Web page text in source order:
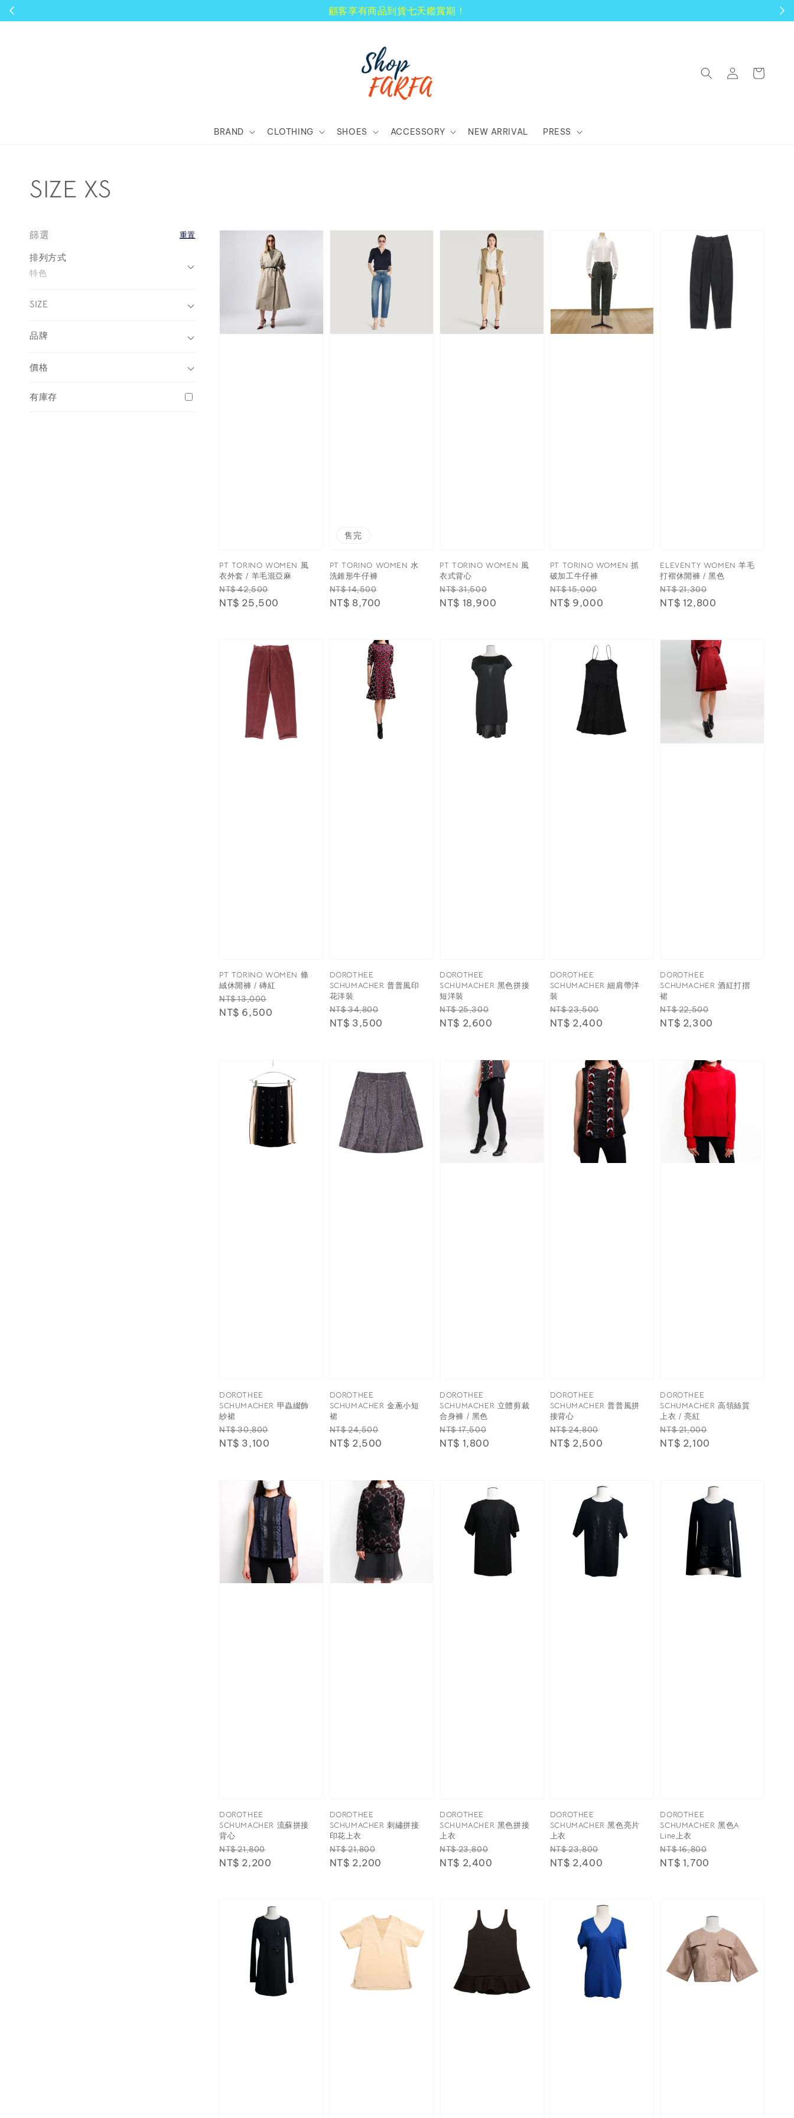
顧客享有商品到貨七天鑑賞期！
BRAND CLOTHING SHOES ACCESSORY NEW ARRIVAL PRESS
SIZE XS
篩選 重置
排列方式
特色
SIZE
品牌
價格
有庫存
PT TORINO WOMEN 風
衣外套 / 羊毛混亞麻
Regular
price
NT$ 42,500
price
NT$ 25,500
售完
PT TORINO WOMEN 水
洗錐形牛仔褲
Regular
price
NT$ 14,500
NT$ 8,700
PT TORINO WOMEN 風
衣式背心
Regular
price
NT$ 31,500
price
NT$ 18,900
PT TORINO WOMEN 抓
破加工牛仔褲
Regular
price
NT$ 15,000
price
NT$ 9,000
ELEVENTY WOMEN 羊毛
打褶休閒褲 / 黑色
Regular
price
NT$ 21,300
price
NT$ 12,800
PT TORINO WOMEN 條
絨休閒褲 / 磚紅
Regular
price
NT$ 13,000
price
NT$ 6,500
DOROTHEE
SCHUMACHER 普普風印
花洋裝
Regular
price
NT$ 34,800
NT$ 3,500
DOROTHEE
SCHUMACHER 黑色拼接
短洋裝
Regular
price
NT$ 25,300
NT$ 2,600
DOROTHEE
SCHUMACHER 細肩帶洋
裝
Regular
price
NT$ 23,500
NT$ 2,400
DOROTHEE
SCHUMACHER 酒紅打摺
裙
Regular
price
NT$ 22,500
NT$ 2,300
DOROTHEE
SCHUMACHER 甲蟲綴飾
紗裙
Regular
price
NT$ 30,800
NT$ 3,100
DOROTHEE
SCHUMACHER 金蔥小短
裙
Regular
price
NT$ 24,500
NT$ 2,500
DOROTHEE
SCHUMACHER 立體剪裁
合身褲 / 黑色
Regular
price
NT$ 17,500
NT$ 1,800
DOROTHEE
SCHUMACHER 普普風拼
接背心
Regular
price
NT$ 24,800
NT$ 2,500
DOROTHEE
SCHUMACHER 高領絲質
上衣 / 亮紅
Regular
price
NT$ 21,000
NT$ 2,100
DOROTHEE
SCHUMACHER 流蘇拼接
背心
Regular
price
NT$ 21,800
price
NT$ 2,200
DOROTHEE
SCHUMACHER 刺繡拼接
印花上衣
Regular
price
NT$ 21,800
price
NT$ 2,200
DOROTHEE
SCHUMACHER 黑色拼接
上衣
Regular
price
NT$ 23,800
NT$ 2,400
DOROTHEE
SCHUMACHER 黑色亮片
上衣
Regular
price
NT$ 23,800
NT$ 2,400
DOROTHEE
SCHUMACHER 黑色A
Line上衣
Regular
price
NT$ 16,800
NT$ 1,700